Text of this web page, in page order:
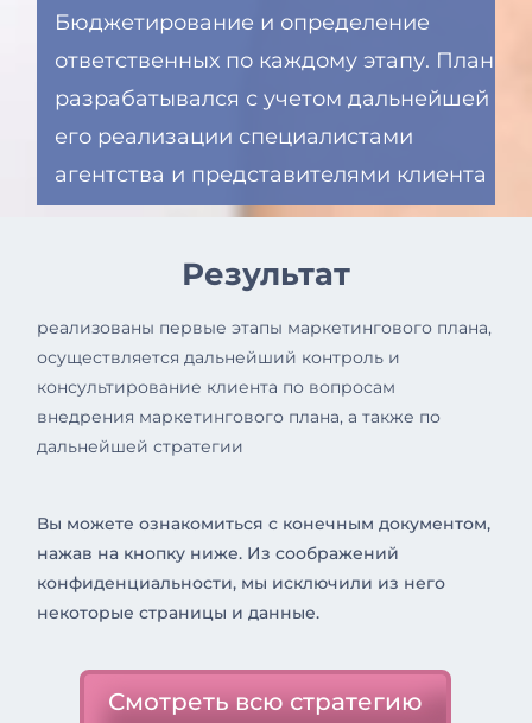
Бюджетирование и определение
ответственных по каждому этапу. План
разрабатывался с учетом дальнейшей
его реализации специалистами
агентства и представителями клиента
Результат
реализованы первые этапы маркетингового плана,
осуществляется дальнейший контроль и
консультирование клиента по вопросам
внедрения маркетингового плана, а также по
дальнейшей стратегии
Вы можете ознакомиться с конечным документом,
нажав на кнопку ниже. Из соображений
конфиденциальности, мы исключили из него
некоторые страницы и данные.
Смотреть всю стратегию